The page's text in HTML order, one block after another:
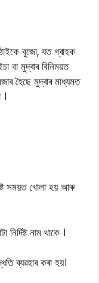
ঠাইকে বুজো, যত গ্ৰাহক
মুদ্ৰাৰ বিনিময়ত
হৈছে মুদ্ৰাৰ মাধ্যমত
সময়ত খোলা হয় আৰু
নাম থাকে ।
ব্যৱহাৰ কৰা হয়।